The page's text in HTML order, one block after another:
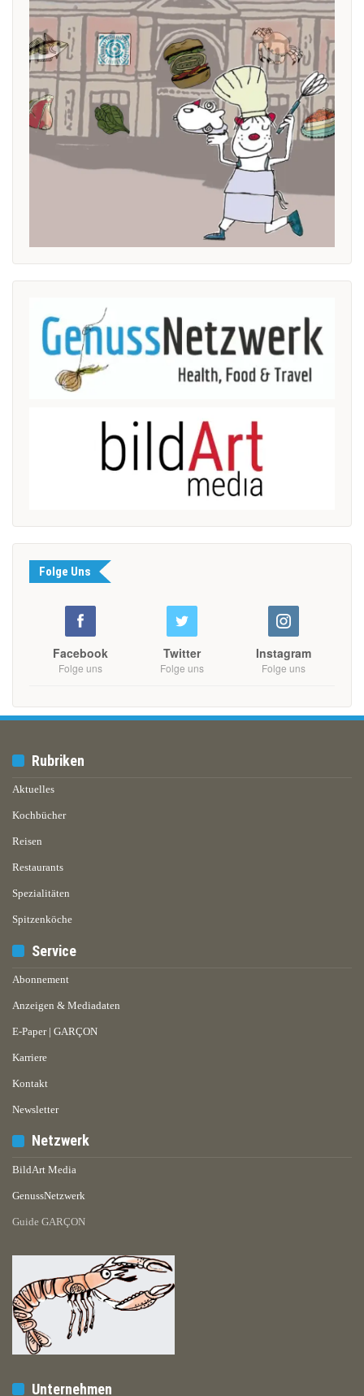
Folge Uns
Facebook
Folge uns
Twitter
Folge uns
Instagram
Folge uns
Rubriken
Aktuelles
Kochbücher
Reisen
Restaurants
Spezialitäten
Spitzenköche
Service
Abonnement
Anzeigen & Mediadaten
E-Paper | GARÇON
Karriere
Kontakt
Newsletter
Netzwerk
BildArt Media
GenussNetzwerk
Guide GARÇON
Unternehmen